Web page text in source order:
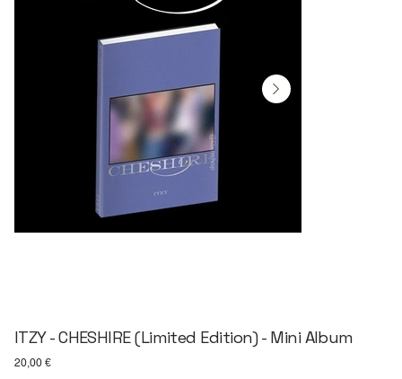
ITZY - CHESHIRE (Limited Edition) - Mini Album
Prix
20,00 €